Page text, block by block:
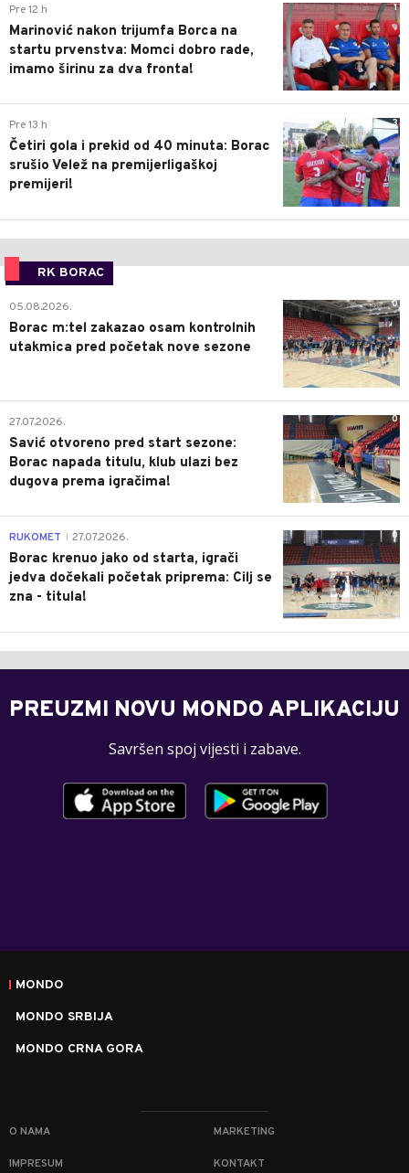
1
Pre 12 h
Marinović nakon trijumfa Borca na
startu prvenstva: Momci dobro rade,
imamo širinu za dva fronta!
3
Pre 13 h
Četiri gola i prekid od 40 minuta: Borac
srušio Velež na premijerligaškoj
premijeri!
RK BORAC
0
05.08.2026.
Borac m:tel zakazao osam kontrolnih
utakmica pred početak nove sezone
0
27.07.2026.
Savić otvoreno pred start sezone:
Borac napada titulu, klub ulazi bez
dugova prema igračima!
0
RUKOMET 27.07.2026.
Borac krenuo jako od starta, igrači
jedva dočekali početak priprema: Cilj se
zna - titula!
PREUZMI NOVU MONDO APLIKACIJU
Savršen spoj vijesti i zabave.
MONDO
MONDO SRBIJA
MONDO CRNA GORA
O NAMA MARKETING
IMPRESUM KONTAKT